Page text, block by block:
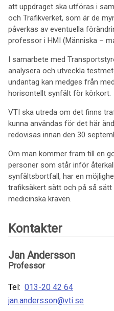
att uppdraget ska utföras i
och Trafikverket, som är de
påverkas av eventuella
professor i HMI (Människa –
I samarbete med
analysera och utveckla
undantag kan medges från
horisontellt synfält för körkort.
VTI ska utreda om det finns
kunna användas för det här
redovisas innan den 30
Om man kommer fram till en
personer som står inför
synfältsbortfall, har en
trafiksäkert sätt och på så sätt
medicinska kraven.
Kontakter
Jan Andersson
Professor
Tel: 013-20 42 64
jan.andersson@vti.se